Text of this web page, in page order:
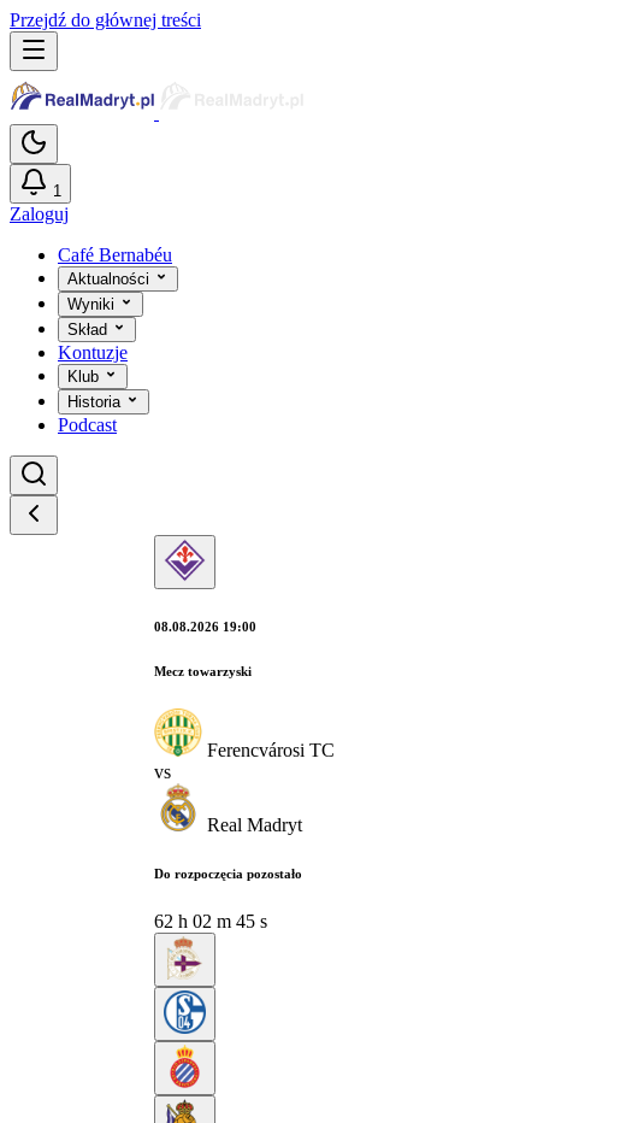
Przejdź do głównej treści
1
Zaloguj
Café Bernabéu
Aktualności
Wyniki
Skład
Kontuzje
Klub
Historia
Podcast
08.08.2026 19:00
Mecz towarzyski
Ferencvárosi TC
vs
Real Madryt
Do rozpoczęcia pozostało
62 h 02 m 44 s